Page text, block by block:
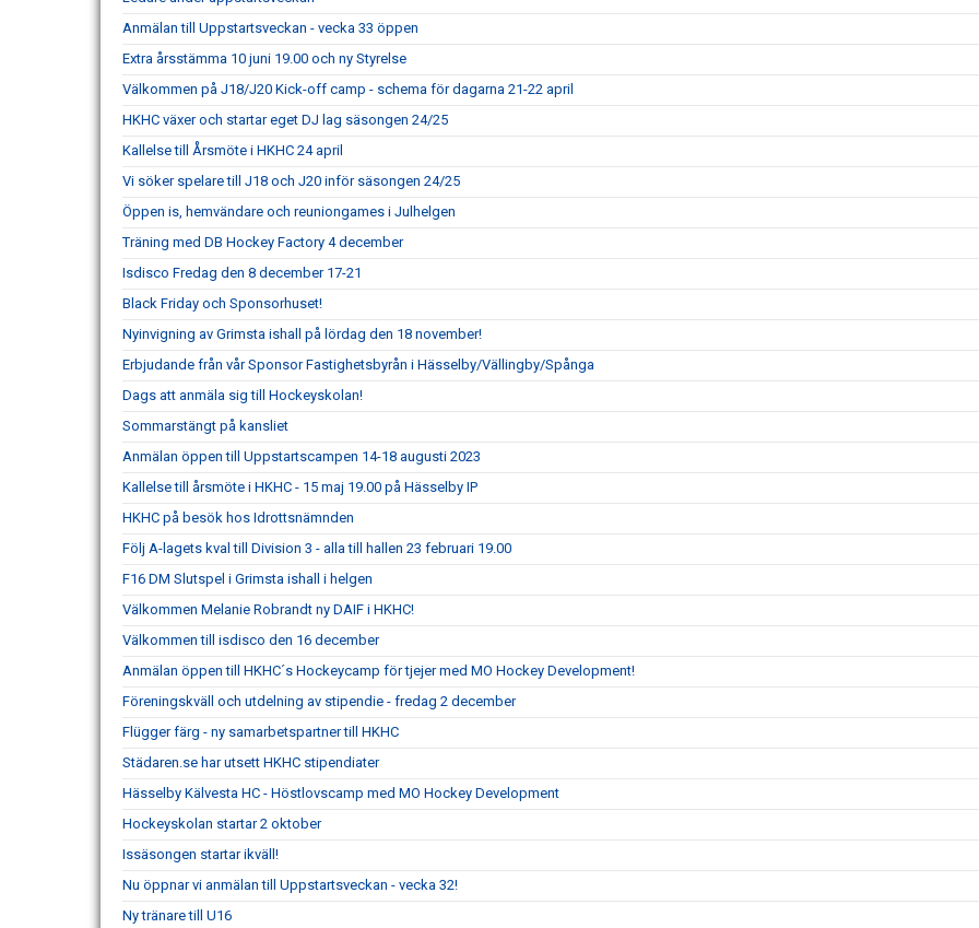
Anmälan till Uppstartsveckan - vecka 33 öppen
Extra årsstämma 10 juni 19.00 och ny Styrelse
Välkommen på J18/J20 Kick-off camp - schema för dagarna 21-22 april
HKHC växer och startar eget DJ lag säsongen 24/25
Kallelse till Årsmöte i HKHC 24 april
Vi söker spelare till J18 och J20 inför säsongen 24/25
Öppen is, hemvändare och reuniongames i Julhelgen
Träning med DB Hockey Factory 4 december
Isdisco Fredag den 8 december 17-21
Black Friday och Sponsorhuset!
Nyinvigning av Grimsta ishall på lördag den 18 november!
Erbjudande från vår Sponsor Fastighetsbyrån i Hässelby/Vällingby/Spånga
Dags att anmäla sig till Hockeyskolan!
Sommarstängt på kansliet
Anmälan öppen till Uppstartscampen 14-18 augusti 2023
Kallelse till årsmöte i HKHC - 15 maj 19.00 på Hässelby IP
HKHC på besök hos Idrottsnämnden
Följ A-lagets kval till Division 3 - alla till hallen 23 februari 19.00
F16 DM Slutspel i Grimsta ishall i helgen
Välkommen Melanie Robrandt ny DAIF i HKHC!
Välkommen till isdisco den 16 december
Anmälan öppen till HKHC´s Hockeycamp för tjejer med MO Hockey Development!
Föreningskväll och utdelning av stipendie - fredag 2 december
Flügger färg - ny samarbetspartner till HKHC
Städaren.se har utsett HKHC stipendiater
Hässelby Kälvesta HC - Höstlovscamp med MO Hockey Development
Hockeyskolan startar 2 oktober
Issäsongen startar ikväll!
Nu öppnar vi anmälan till Uppstartsveckan - vecka 32!
Ny tränare till U16